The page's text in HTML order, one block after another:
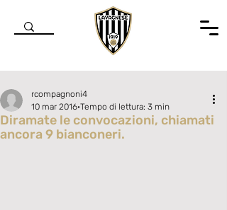
Diramate le convocazioni, chiamati
ancora 9 bianconeri.
rcompagnoni4
10 mar 2016 Tempo di lettura: 3 min